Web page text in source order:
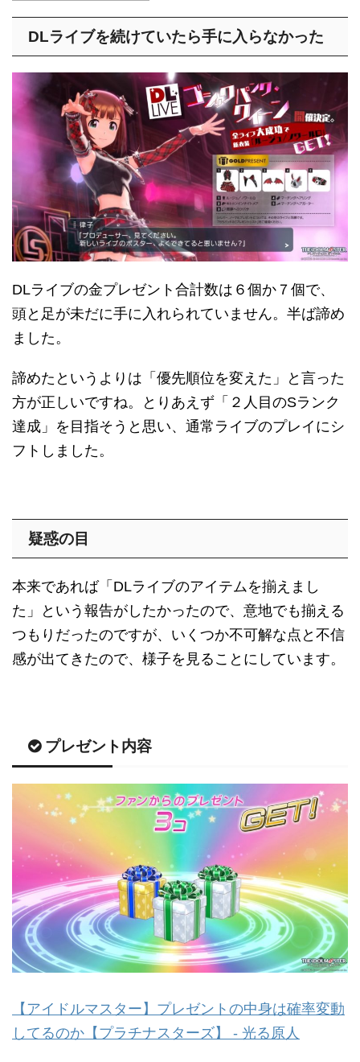
DLライブを続けていたら手に入らなかった
DLライブの金プレゼント合計数は６個か７個で、
頭と足が未だに手に入れられていません。半ば諦め
ました。
諦めたというよりは「優先順位を変えた」と言った
方が正しいですね。とりあえず「２人目のSランク
達成」を目指そうと思い、通常ライブのプレイにシ
フトしました。
疑惑の目
本来であれば「DLライブのアイテムを揃えまし
た」という報告がしたかったので、意地でも揃える
つもりだったのですが、いくつか不可解な点と不信
感が出てきたので、様子を見ることにしています。
プレゼント内容
【アイドルマスター】プレゼントの中身は確率変動
してるのか【プラチナスターズ】 - 光る原人